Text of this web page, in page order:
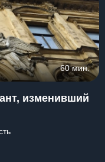
60 мин.
изменивший